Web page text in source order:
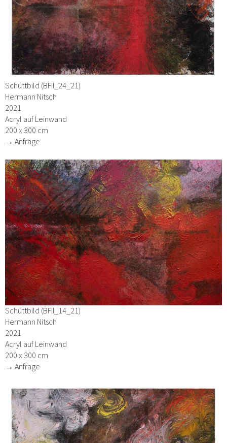
Schüttbild (BFII_24_21)
Hermann Nitsch
2021
Acryl auf Leinwand
200 x 300 cm
→ Anfrage
Schüttbild (BFII_14_21)
Hermann Nitsch
2021
Acryl auf Leinwand
200 x 300 cm
→ Anfrage